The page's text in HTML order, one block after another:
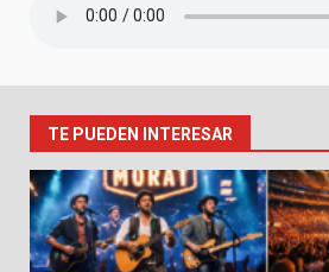
TE PUEDEN INTERESAR